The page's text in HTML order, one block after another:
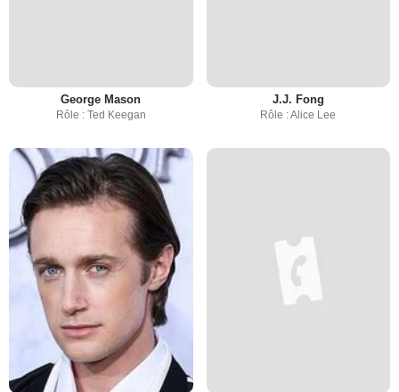
George Mason
Rôle : Ted Keegan
J.J. Fong
Rôle : Alice Lee